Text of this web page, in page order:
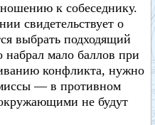
к собеседнику.
свидетельствует о
выбрать подходящий
мало баллов при
конфликта, нужно
— в противном
не будут